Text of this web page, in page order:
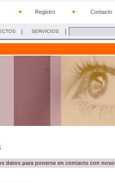
Registro Contacto
SERVICIOS
datos para ponerse en contacto con